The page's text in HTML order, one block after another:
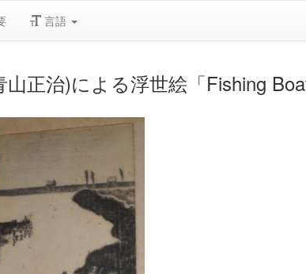
言語
正治)による浮世絵「Fishing